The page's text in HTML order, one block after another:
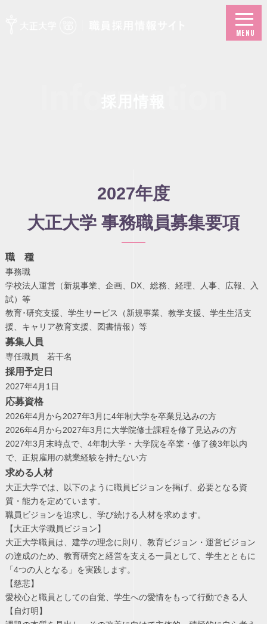
MENU
2027年度
大正大学 事務職員募集要項
職 種
事務職
学校法人運営（新規事業、企画、DX、総務、経理、人事、広報、入
試）等
教育･研究支援、学生サービス（新規事業、教学支援、学生生活支
援、キャリア教育支援、図書情報）等
募集人員
専任職員 若干名
採用予定日
2027年4月1日
応募資格
2026年4月から2027年3月に4年制大学を卒業見込みの方
2026年4月から2027年3月に大学院修士課程を修了見込みの方
2027年3月末時点で、4年制大学・大学院を卒業・修了後3年以内
で、正規雇用の就業経験を持たない方
求める人材
大正大学では、以下のように職員ビジョンを掲げ、必要となる資
質・能力を定めています。
職員ビジョンを追求し、学び続ける人材を求めます。
【大正大学職員ビジョン】
大正大学職員は、建学の理念に則り、教育ビジョン・運営ビジョン
の達成のため、教育研究と経営を支える一員として、 学生とともに
「4つの人となる」を実践します。
【慈悲】
愛校心と職員としての自覚、学生への愛情をもって行動できる人
【自灯明】